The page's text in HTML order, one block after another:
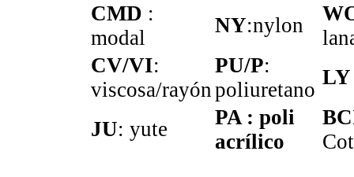
CMD :
modal
NY:nylon
CV/VI:
viscosa/rayón
PU/P:
poliuretano
JU: yute
PA : poli
acrílico